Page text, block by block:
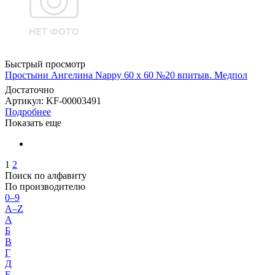
Быстрый просмотр
Простыни Ангелина Nappy 60 х 60 №20 впитыв. Медпол
Достаточно
Артикул: KF-00003491
Подробнее
Показать еще
1 2
Поиск по алфавиту
По производителю
0–9
A–Z
А
Б
В
Г
Д